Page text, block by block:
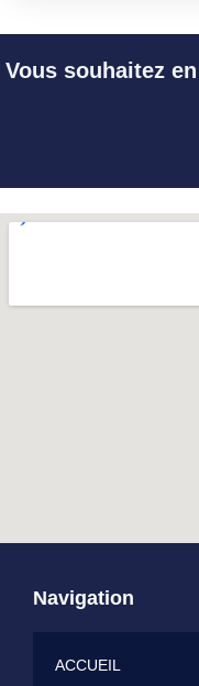
Vous souhaitez
Navigation
ACCUEIL